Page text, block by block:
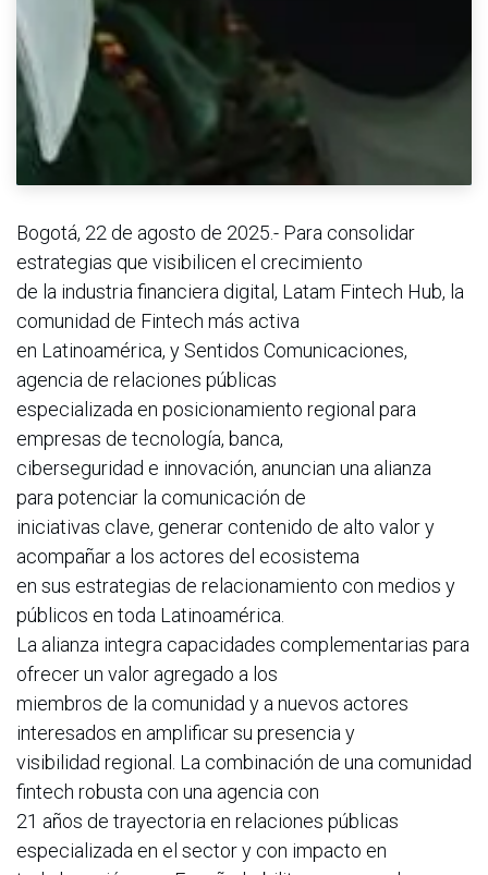
Bogotá, 22 de agosto de 2025.- Para consolidar
estrategias que visibilicen el crecimiento
de la industria financiera digital, Latam Fintech Hub, la
comunidad de Fintech más activa
en Latinoamérica, y Sentidos Comunicaciones,
agencia de relaciones públicas
especializada en posicionamiento regional para
empresas de tecnología, banca,
ciberseguridad e innovación, anuncian una alianza
para potenciar la comunicación de
iniciativas clave, generar contenido de alto valor y
acompañar a los actores del ecosistema
en sus estrategias de relacionamiento con medios y
públicos en toda Latinoamérica.
La alianza integra capacidades complementarias para
ofrecer un valor agregado a los
miembros de la comunidad y a nuevos actores
interesados en amplificar su presencia y
visibilidad regional. La combinación de una comunidad
fintech robusta con una agencia con
21 años de trayectoria en relaciones públicas
especializada en el sector y con impacto en